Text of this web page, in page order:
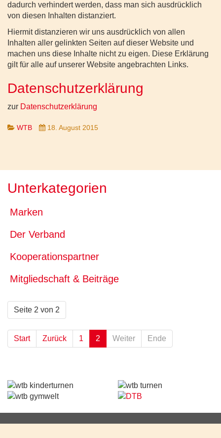
dadurch verhindert werden, dass man sich ausdrücklich
von diesen Inhalten distanziert.
Hiermit distanzieren wir uns ausdrücklich von allen
Inhalten aller gelinkten Seiten auf dieser Website und
machen uns diese Inhalte nicht zu eigen. Diese Erklärung
gilt für alle auf unserer Website angebrachten Links.
Datenschutzerklärung
zur Datenschutzerklärung
WTB 18. August 2015
Unterkategorien
Marken
Der Verband
Kooperationspartner
Mitgliedschaft & Beiträge
Seite 2 von 2
Start Zurück 1 2 Weiter Ende